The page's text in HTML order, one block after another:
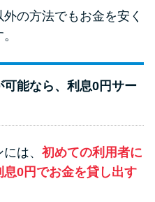
の方法でもお金を安く
能なら、利息0円サー
は、 初めての利用者に
0円でお金を貸し出す